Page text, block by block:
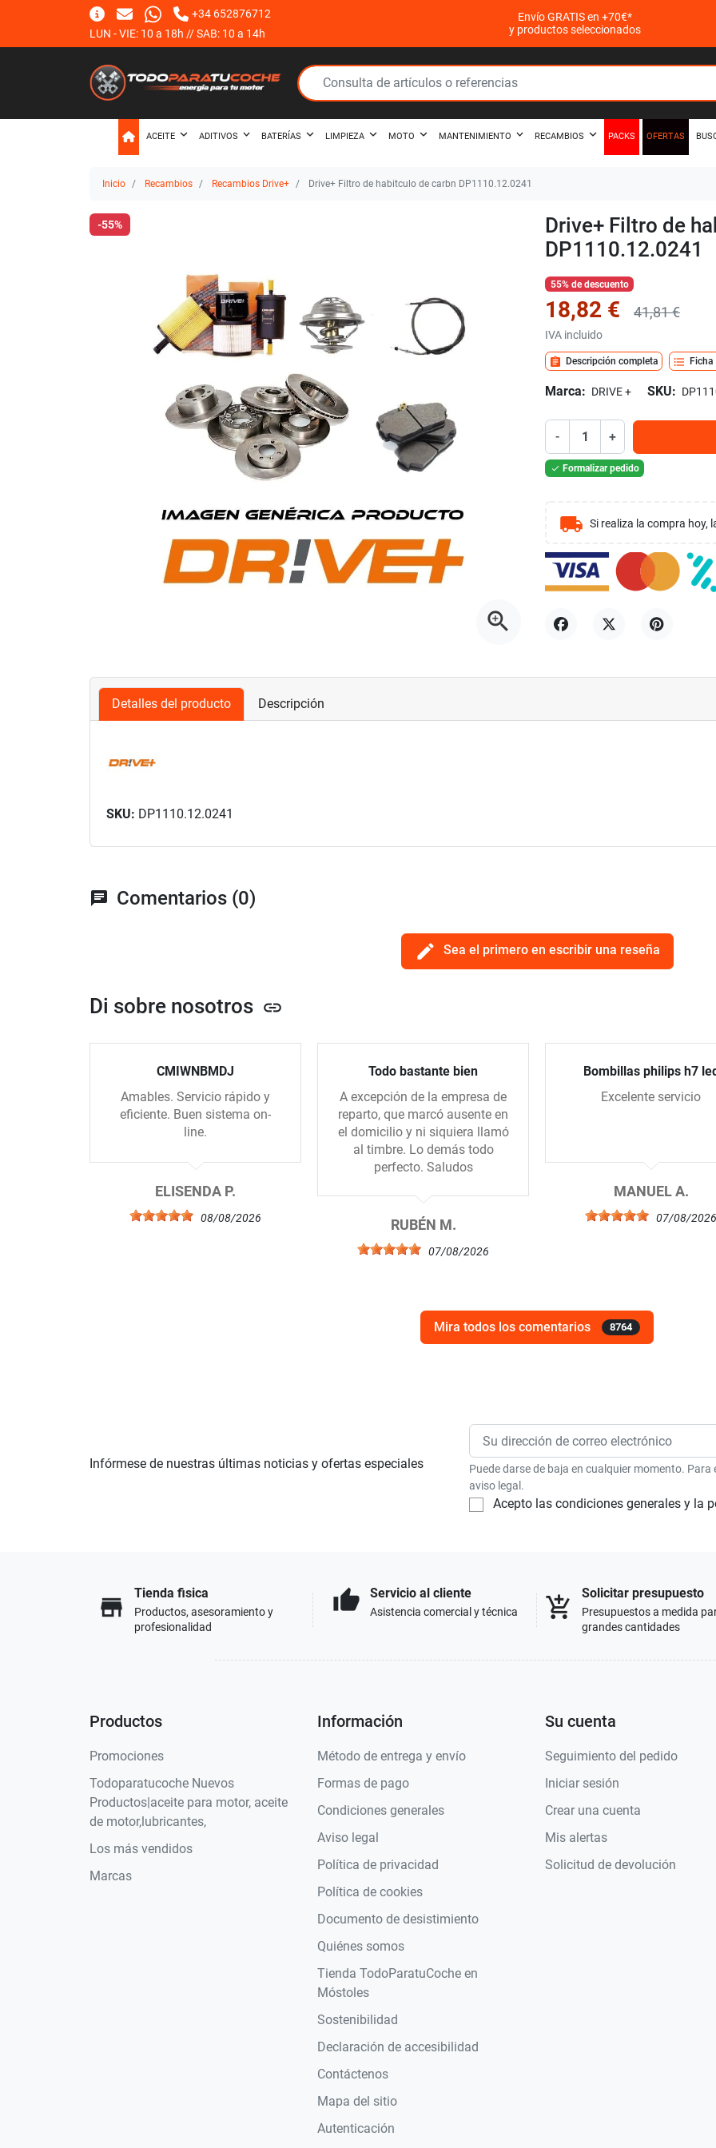
+34 652876712
LUN - VIE: 10 a 18h // SAB: 10 a 14h
Envío GRATIS en +70€*
y productos seleccionados
ACEITE ADITIVOS BATERÍAS LIMPIEZA MOTO MANTENIMIENTO RECAMBIOS PACKS OFERTAS
Inicio Recambios Recambios Drive+ Drive+ Filtro de habitculo de carbn DP1110.12.0241
-55%
zoom_in
Drive+ Filtro de
DP1110.12.0241
55% de descuento
18,82 € 41,81 €
IVA incluido
assignment Descripción completa format_list_bulleted Ficha
Marca: DRIVE + SKU:
- +
 Formalizar pedido
local_shipping Si realiza la compra hoy,
Detalles del producto Descripción
SKU: DP1110.12.0241
chat Comentarios (0)
edit Sea el primero en escribir una reseña
Di sobre nosotros link
CMIWNBMDJ
Amables. Servicio rápido y
eficiente. Buen sistema on-
line.
ELISENDA P.
08/08/2026
Todo bastante bien
A excepción de la empresa de
reparto, que marcó ausente en
el domicilio y ni siquiera llamó
al timbre. Lo demás todo
perfecto. Saludos
RUBÉN M.
07/08/2026
Bombillas philips h7
Excelente servicio
MANUEL A.
07/08/2026
Mira todos los comentarios 8764
Infórmese de nuestras últimas noticias y ofertas especiales
Puede darse de baja en cualquier momento.
aviso legal.
Acepto las condiciones generales y la
store
Tienda fisica
Productos, asesoramiento y
profesionalidad
thumb_up Servicio al cliente
Asistencia comercial y técnica add_shopping_cart
Solicitar presupuesto
Presupuestos a medida
grandes cantidades
Productos
Promociones
Todoparatucoche Nuevos
Productos|aceite para motor, aceite
de motor,lubricantes,
Los más vendidos
Marcas
Información
Método de entrega y envío
Formas de pago
Condiciones generales
Aviso legal
Política de privacidad
Política de cookies
Documento de desistimiento
Quiénes somos
Tienda TodoParatuCoche en
Móstoles
Sostenibilidad
Declaración de accesibilidad
Contáctenos
Mapa del sitio
Autenticación
Su cuenta
Seguimiento del pedido
Iniciar sesión
Crear una cuenta
Mis alertas
Solicitud de devolución